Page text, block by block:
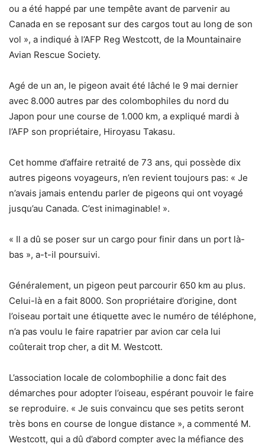
ou a été happé par une tempête avant de parvenir au
Canada en se reposant sur des cargos tout au long de son
vol », a indiqué à l’AFP Reg Westcott, de la Mountainaire
Avian Rescue Society.
Agé de un an, le pigeon avait été lâché le 9 mai dernier
avec 8.000 autres par des colombophiles du nord du
Japon pour une course de 1.000 km, a expliqué mardi à
l’AFP son propriétaire, Hiroyasu Takasu.
Cet homme d’affaire retraité de 73 ans, qui possède dix
autres pigeons voyageurs, n’en revient toujours pas: « Je
n’avais jamais entendu parler de pigeons qui ont voyagé
jusqu’au Canada. C’est inimaginable! ».
« Il a dû se poser sur un cargo pour finir dans un port là-
bas », a-t-il poursuivi.
Généralement, un pigeon peut parcourir 650 km au plus.
Celui-là en a fait 8000. Son propriétaire d’origine, dont
l’oiseau portait une étiquette avec le numéro de téléphone,
n’a pas voulu le faire rapatrier par avion car cela lui
coûterait trop cher, a dit M. Westcott.
L’association locale de colombophilie a donc fait des
démarches pour adopter l’oiseau, espérant pouvoir le faire
se reproduire. « Je suis convaincu que ses petits seront
très bons en course de longue distance », a commenté M.
Westcott, qui a dû d’abord compter avec la méfiance des